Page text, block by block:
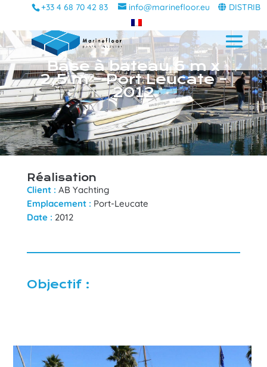
+33 4 68 70 42 83 info@marinefloor.eu DISTRIB
Base à bateau 6 m x
2,5 m – Port Leucate –
2012
Réalisation
Client : AB Yachting
Emplacement : Port-Leucate
Date : 2012
Objectif :